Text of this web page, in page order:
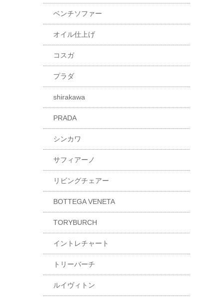
ベンチソファー
オイル仕上げ
コスガ
プラダ
shirakawa
PRADA
シンカワ
サフィアーノ
リビングチェアー
BOTTEGA VENETA
TORYBURCH
イントレチャート
トリーバーチ
ルイヴィトン